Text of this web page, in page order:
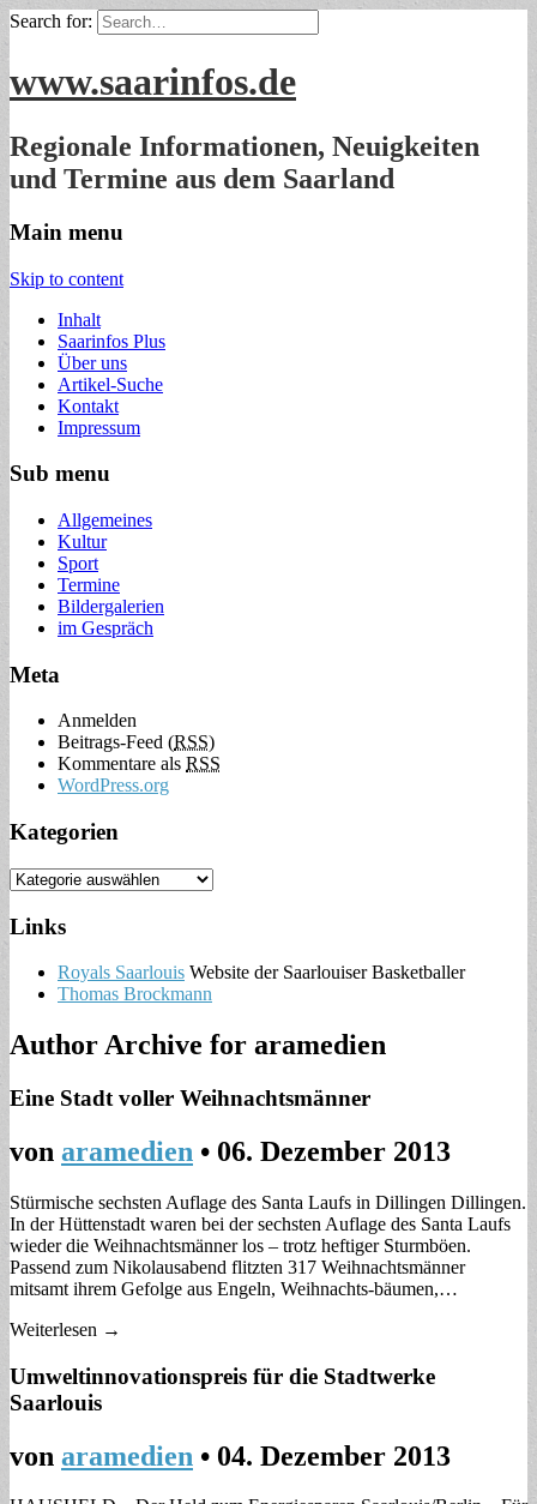
Search for:
www.saarinfos.de
Regionale Informationen, Neuigkeiten
und Termine aus dem Saarland
Main menu
Skip to content
Inhalt
Saarinfos Plus
Über uns
Artikel-Suche
Kontakt
Impressum
Sub menu
Allgemeines
Kultur
Sport
Termine
Bildergalerien
im Gespräch
Meta
Anmelden
Beitrags-Feed (RSS)
Kommentare als RSS
WordPress.org
Kategorien
Links
Royals Saarlouis Website der Saarlouiser Basketballer
Thomas Brockmann
Author Archive for aramedien
Eine Stadt voller Weihnachtsmänner
von aramedien • 06. Dezember 2013
Stürmische sechsten Auflage des Santa Laufs in Dillingen Dillingen.
In der Hüttenstadt waren bei der sechsten Auflage des Santa Laufs
wieder die Weihnachtsmänner los – trotz heftiger Sturmböen.
Passend zum Nikolausabend flitzten 317 Weihnachtsmänner
mitsamt ihrem Gefolge aus Engeln, Weihnachts-bäumen,…
Weiterlesen →
Umweltinnovationspreis für die Stadtwerke
Saarlouis
von aramedien • 04. Dezember 2013